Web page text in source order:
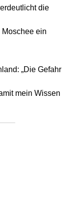
die
ein
„Die Gefahr
mein Wissen